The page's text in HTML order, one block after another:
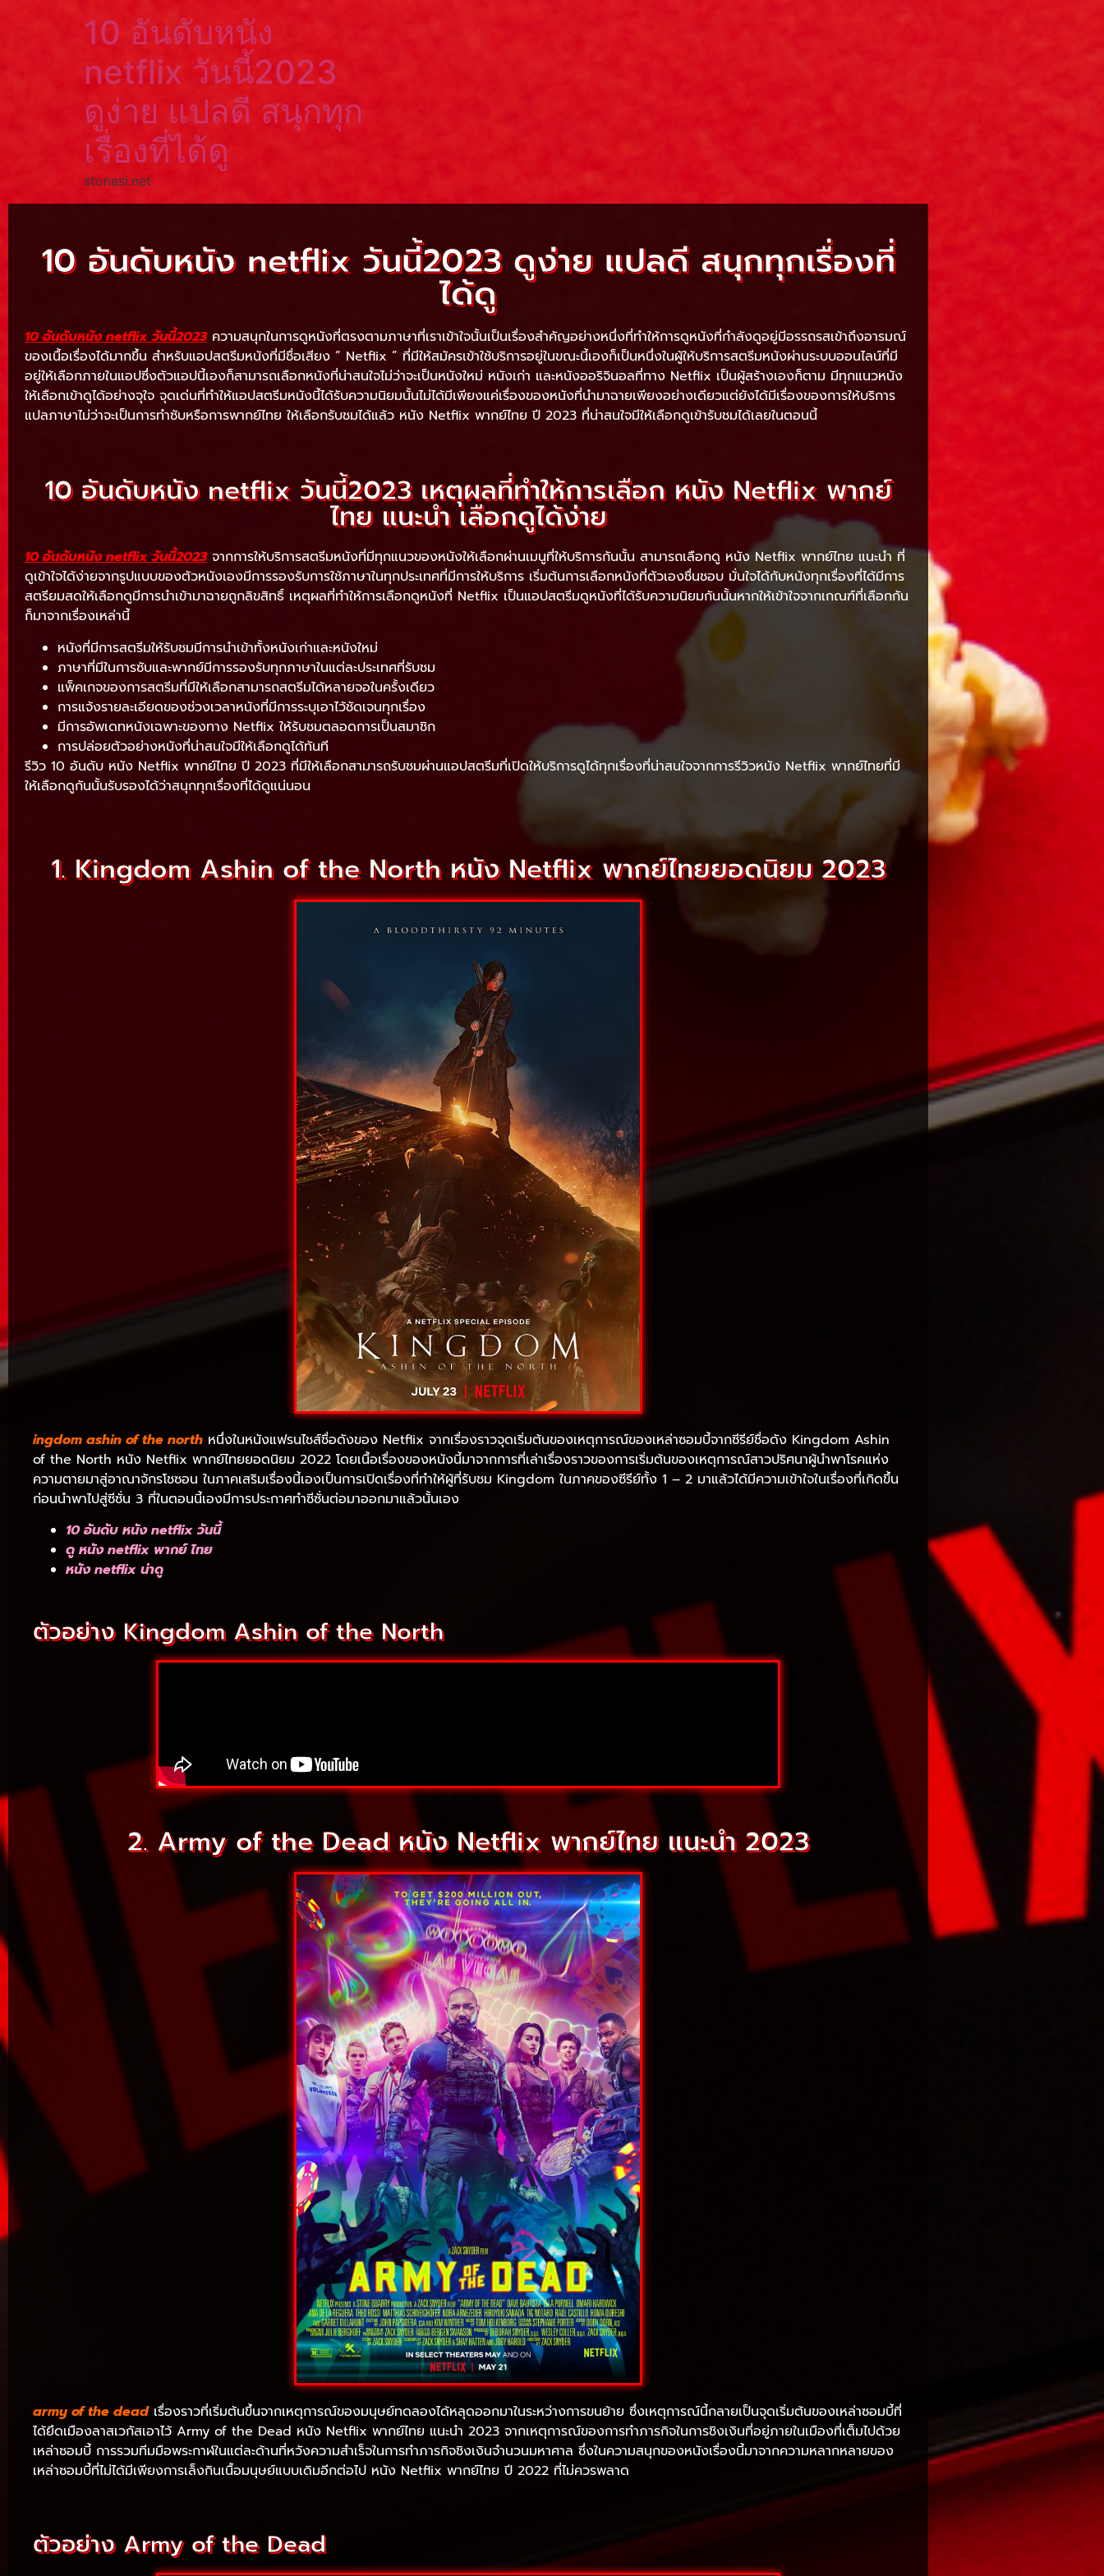
10 อันดับหนัง
netflix วันนี้2023
ดูง่าย แปลดี สนุกทุก
เรื่องที่ได้ดู
stonesi.net
10 อันดับหนัง netflix วันนี้2023 ดูง่าย แปลดี สนุกทุกเรื่องที่
ได้ดู
10 อันดับหนัง netflix วันนี้2023ความสนุกในการดูหนังที่ตรงตามภาษาที่เราเข้าใจนั้นเป็นเรื่องสำคัญอย่างหนึ่งที่ทำให้การดูหนังที่กำลังดูอยู่มีอรรถรสเข้าถึงอารมณ์
ของเนื้อเรื่องได้มากขึ้น สำหรับแอปสตรีมหนังที่มีชื่อเสียง ” Netflix ” ที่มีให้สมัครเข้าใช้บริการอยู่ในขณะนี้เองก็เป็นหนึ่งในผู้ให้บริการสตรีมหนังผ่านระบบออนไลน์ที่มี
อยู่ให้เลือกภายในแอปซึ่งตัวแอปนี้เองก็สามารถเลือกหนังที่น่าสนใจไม่ว่าจะเป็นหนังใหม่ หนังเก่า และหนังออริจินอลที่ทาง Netflix เป็นผู้สร้างเองก็ตาม มีทุกแนวหนัง
ให้เลือกเข้าดูได้อย่างจุใจ จุดเด่นที่ทำให้แอปสตรีมหนังนี้ได้รับความนิยมนั้นไม่ได้มีเพียงแค่เรื่องของหนังที่นำมาฉายเพียงอย่างเดียวแต่ยังได้มีเรื่องของการให้บริการ
แปลภาษาไม่ว่าจะเป็นการทำซับหรือการพากย์ไทย ให้เลือกรับชมได้แล้ว หนัง Netflix พากย์ไทย ปี 2023 ที่น่าสนใจมีให้เลือกดูเข้ารับชมได้เลยในตอนนี้
10 อันดับหนัง netflix วันนี้2023 เหตุผลที่ทำให้การเลือก หนัง Netflix พากย์
ไทย แนะนำ เลือกดูได้ง่าย
10 อันดับหนัง netflix วันนี้2023จากการให้บริการสตรีมหนังที่มีทุกแนวของหนังให้เลือกผ่านเมนูที่ให้บริการกันนั้น สามารถเลือกดู หนัง Netflix พากย์ไทย แนะนำ ที่
ดูเข้าใจได้ง่ายจากรูปแบบของตัวหนังเองมีการรองรับการใช้ภาษาในทุกประเทศที่มีการให้บริการ เริ่มต้นการเลือกหนังที่ตัวเองชื่นชอบ มั่นใจได้กับหนังทุกเรื่องที่ได้มีการ
สตรียมสดให้เลือกดูมีการนำเข้ามาฉายถูกลิขสิทธิ์ เหตุผลที่ทำให้การเลือกดูหนังที่ Netflix เป็นแอปสตรีมดูหนังที่ได้รับความนิยมกันนั้นหากให้เข้าใจจากเกณฑ์ที่เลือกกัน
ก็มาจากเรื่องเหล่านี้
หนังที่มีการสตรีมให้รับชมมีการนำเข้าทั้งหนังเก่าและหนังใหม่
ภาษาที่มีในการซับและพากย์มีการรองรับทุกภาษาในแต่ละประเทศที่รับชม
แพ็คเกจของการสตรีมที่มีให้เลือกสามารถสตรีมได้หลายจอในครั้งเดียว
การแจ้งรายละเอียดของช่วงเวลาหนังที่มีการระบุเอาไว้ชัดเจนทุกเรื่อง
มีการอัพเดทหนังเฉพาะของทาง Netflix ให้รับชมตลอดการเป็นสมาชิก
การปล่อยตัวอย่างหนังที่น่าสนใจมีให้เลือกดูได้ทันที
รีวิว 10 อันดับ หนัง Netflix พากย์ไทย ปี 2023 ที่มีให้เลือกสามารถรับชมผ่านแอปสตรีมที่เปิดให้บริการดูได้ทุกเรื่องที่น่าสนใจจากการรีวิวหนัง Netflix พากย์ไทยที่มี
ให้เลือกดูกันนั้นรับรองได้ว่าสนุกทุกเรื่องที่ได้ดูแน่นอน
1. Kingdom Ashin of the North หนัง Netflix พากย์ไทยยอดนิยม 2023
ingdom ashin of the north หนึ่งในหนังแฟรนไชส์ชื่อดังของ Netflix จากเรื่องราวจุดเริ่มต้นของเหตุการณ์ของเหล่าซอมบี้จากซีรีย์ชื่อดัง Kingdom Ashin
of the North หนัง Netflix พากย์ไทยยอดนิยม 2022 โดยเนื้อเรื่องของหนังนี้มาจากการที่เล่าเรื่องราวของการเริ่มต้นของเหตุการณ์สาวปริศนาผู้นำพาโรคแห่ง
ความตายมาสู่อาณาจักรโชซอน ในภาคเสริมเรื่องนี้เองเป็นการเปิดเรื่องที่ทำให้ผู้ที่รับชม Kingdom ในภาคของซีรีย์ทั้ง 1 – 2 มาแล้วได้มีความเข้าใจในเรื่องที่เกิดขึ้น
ก่อนนำพาไปสู่ซีซั่น 3 ที่ในตอนนี้เองมีการประกาศทำซีซั่นต่อมาออกมาแล้วนั้นเอง
10 อันดับ หนัง netflix วันนี้
ดู หนัง netflix พากย์ ไทย
หนัง netflix น่าดู
ตัวอย่าง Kingdom Ashin of the North
2. Army of the Dead หนัง Netflix พากย์ไทย แนะนำ 2023
army of the deadเรื่องราวที่เริ่มต้นขึ้นจากเหตุการณ์ของมนุษย์ทดลองได้หลุดออกมาในระหว่างการขนย้าย ซึ่งเหตุการณ์นี้กลายเป็นจุดเริ่มต้นของเหล่าซอมบี้ที่
ได้ยึดเมืองลาสเวกัสเอาไว้ Army of the Dead หนัง Netflix พากย์ไทย แนะนำ 2023 จากเหตุการณ์ของการทำภารกิจในการชิงเงินที่อยู่ภายในเมืองที่เต็มไปด้วย
เหล่าซอมบี้ การรวมทีมมือพระกาฬในแต่ละด้านที่หวังความสำเร็จในการทำภารกิจชิงเงินจำนวนมหาศาล ซึ่งในความสนุกของหนังเรื่องนี้มาจากความหลากหลายของ
เหล่าซอมบี้ที่ไม่ได้มีเพียงการเล็งกินเนื้อมนุษย์แบบเดิมอีกต่อไป หนัง Netflix พากย์ไทย ปี 2022 ที่ไม่ควรพลาด
ตัวอย่าง Army of the Dead